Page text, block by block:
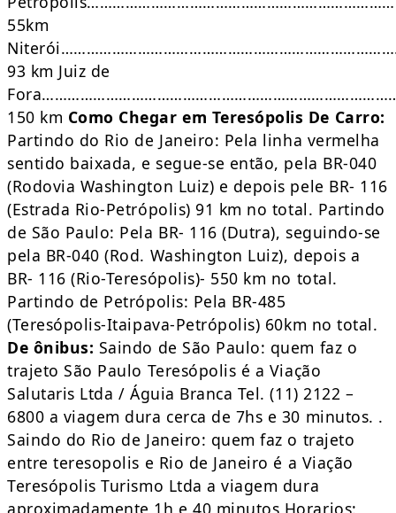
55km
93 km Juiz de
150 km Como Chegar em Teresópolis De Carro:
Partindo do Rio de Janeiro: Pela linha vermelha
sentido baixada, e segue-se então, pela BR-040
(Rodovia Washington Luiz) e depois pele BR- 116
(Estrada Rio-Petrópolis) 91 km no total. Partindo
de São Paulo: Pela BR- 116 (Dutra), seguindo-se
pela BR-040 (Rod. Washington Luiz), depois a
BR- 116 (Rio-Teresópolis)- 550 km no total.
Partindo de Petrópolis: Pela BR-485
(Teresópolis-Itaipava-Petrópolis) 60km no total.
De ônibus: Saindo de São Paulo: quem faz o
trajeto São Paulo Teresópolis é a Viação
Salutaris Ltda / Águia Branca Tel. (11) 2122 –
6800 a viagem dura cerca de 7hs e 30 minutos. .
Saindo do Rio de Janeiro: quem faz o trajeto
entre teresopolis e Rio de Janeiro é a Viação
Teresópolis Turismo Ltda a viagem dura
aproximadamente 1h e 40 minutos Horarios: